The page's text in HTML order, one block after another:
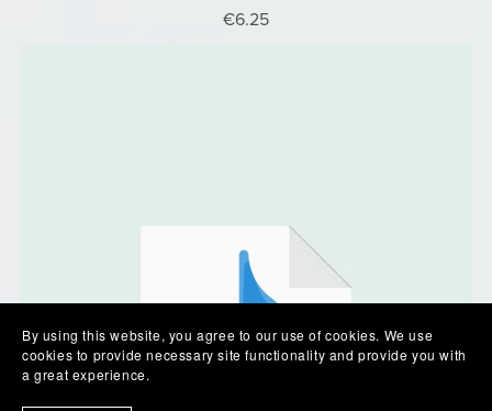
€6.25
By using this website, you agree to our use of cookies. We use
cookies to provide necessary site functionality and provide you with
a great experience.